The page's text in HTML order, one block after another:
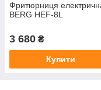
Фритюрниця
BERG HEF-8L
3 680 ₴
Купити